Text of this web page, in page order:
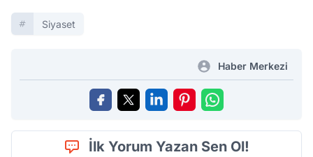
Siyaset
Haber Merkezi
İlk Yorum Yazan Sen Ol!